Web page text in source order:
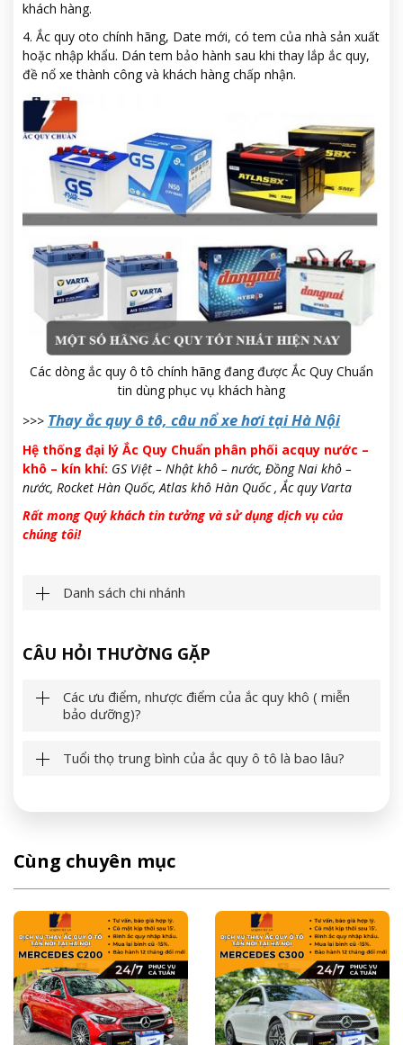
khách hàng.
4. Ắc quy oto chính hãng, Date mới, có tem của nhà sản xuất
hoặc nhập khẩu. Dán tem bảo hành sau khi thay lắp ắc quy,
đề nổ xe thành công và khách hàng chấp nhận.
Các dòng ắc quy ô tô chính hãng đang được Ắc Quy Chuẩn
tin dùng phục vụ khách hàng
>>> Thay ắc quy ô tô, câu nổ xe hơi tại Hà Nội
Hệ thống đại lý Ắc Quy Chuẩn phân phối acquy nước –
khô – kín khí: GS Việt – Nhật khô – nước, Đồng Nai khô –
nước, Rocket Hàn Quốc, Atlas khô Hàn Quốc , Ắc quy Varta
Rất mong Quý khách tin tưởng và sử dụng dịch vụ của
chúng tôi!
Danh sách chi nhánh
CÂU HỎI THƯỜNG GẶP
Các ưu điểm, nhược điểm của ắc quy khô ( miễn
bảo dưỡng)?
Tuổi thọ trung bình của ắc quy ô tô là bao lâu?
Cùng chuyên mục